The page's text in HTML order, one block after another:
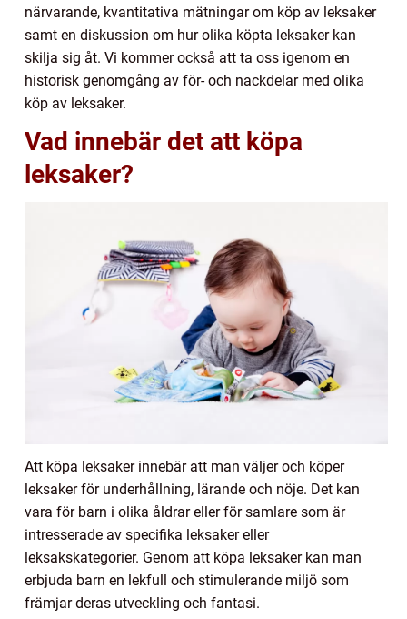
närvarande, kvantitativa mätningar om köp av leksaker
samt en diskussion om hur olika köpta leksaker kan
skilja sig åt. Vi kommer också att ta oss igenom en
historisk genomgång av för- och nackdelar med olika
köp av leksaker.
Vad innebär det att köpa
leksaker?
Att köpa leksaker innebär att man väljer och köper
leksaker för underhållning, lärande och nöje. Det kan
vara för barn i olika åldrar eller för samlare som är
intresserade av specifika leksaker eller
leksakskategorier. Genom att köpa leksaker kan man
erbjuda barn en lekfull och stimulerande miljö som
främjar deras utveckling och fantasi.